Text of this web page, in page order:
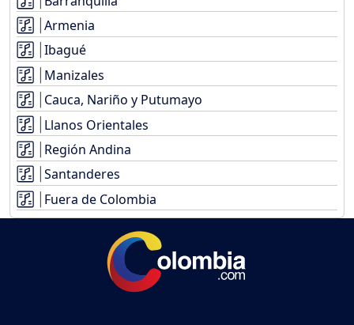
Armenia
Ibagué
Manizales
Cauca, Nariño y Putumayo
Llanos Orientales
Región Andina
Santanderes
Fuera de Colombia